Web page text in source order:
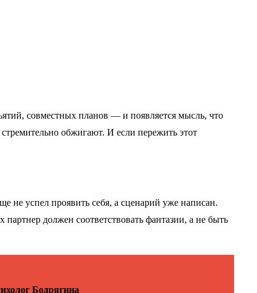
совместных планов — и появляется мысль, что
обжигают. И если пережить этот
не успел проявить себя, а сценарий уже написан.
должен соответствовать фантазии, а не быть
Бодрягина